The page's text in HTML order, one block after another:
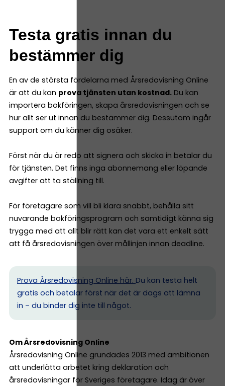
Testa gratis innan du
bestämmer dig
En av de största fördelarna med Årsredovisning Online
är att du kan prova tjänsten utan kostnad. Du kan
importera bokföringen, skapa årsredovisningen och se
hur allt ser ut innan du bestämmer dig. Dessutom ingår
support om du känner dig osäker.
Först när du är redo att signera och skicka in betalar du
för tjänsten. Det finns inga abonnemang eller löpande
avgifter att ta ställning till.
För företagare som vill bli klara snabbt, behålla sitt
nuvarande bokföringsprogram och samtidigt känna sig
trygga med att allt blir rätt kan det vara ett enkelt sätt
att få årsredovisningen över mållinjen innan deadline.
Prova Årsredovisning Online här. Du kan testa helt
gratis och betalar först när det är dags att lämna
in – du binder dig inte till något.
Om Årsredovisning Online
Årsredovisning Online grundades 2013 med ambitionen
att underlätta arbetet kring deklaration och
årsredovisningar för Sveriges företagare. Idag är över